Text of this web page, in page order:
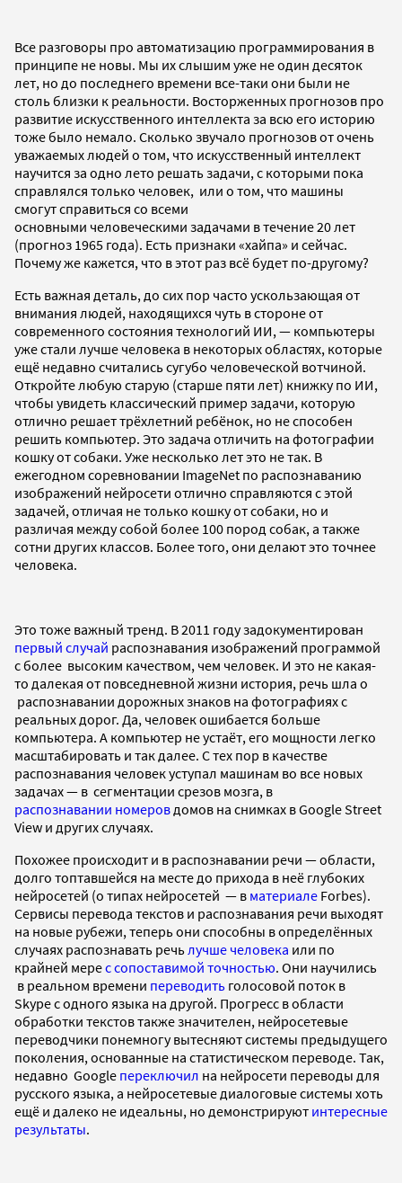
Все разговоры про автоматизацию программирования в
принципе не новы. Мы их слышим уже не один десяток
лет, но до последнего времени все-таки они были не
столь близки к реальности. Восторженных прогнозов про
развитие искусственного интеллекта за всю его историю
тоже было немало. Сколько звучало прогнозов от очень
уважаемых людей о том, что искусственный интеллект
научится за одно лето решать задачи, с которыми пока
справлялся только человек, или о том, что машины
смогут справиться со всеми
основными человеческими задачами в течение 20 лет
(прогноз 1965 года). Есть признаки «хайпа» и сейчас.
Почему же кажется, что в этот раз всё будет по-другому?
Есть важная деталь, до сих пор часто ускользающая от
внимания людей, находящихся чуть в стороне от
современного состояния технологий ИИ, — компьютеры
уже стали лучше человека в некоторых областях, которые
ещё недавно считались сугубо человеческой вотчиной.
Откройте любую старую (старше пяти лет) книжку по ИИ,
чтобы увидеть классический пример задачи, которую
отлично решает трёхлетний ребёнок, но не способен
решить компьютер. Это задача отличить на фотографии
кошку от собаки. Уже несколько лет это не так. В
ежегодном соревновании ImageNet по распознаванию
изображений нейросети отлично справляются с этой
задачей, отличая не только кошку от собаки, но и
различая между собой более 100 пород собак, а также
сотни других классов. Более того, они делают это точнее
человека.
Это тоже важный тренд. В 2011 году задокументирован
первый случай распознавания изображений программой
с более высоким качеством, чем человек. И это не какая-
то далекая от повседневной жизни история, речь шла о
распознавании дорожных знаков на фотографиях с
реальных дорог. Да, человек ошибается больше
компьютера. А компьютер не устаёт, его мощности легко
масштабировать и так далее. С тех пор в качестве
распознавания человек уступал машинам во все новых
задачах — в сегментации срезов мозга, в
распознавании номеров домов на снимках в Google Street
View и других случаях.
Похожее происходит и в распознавании речи — области,
долго топтавшейся на месте до прихода в неё глубоких
нейросетей (о типах нейросетей — в материале Forbes).
Сервисы перевода текстов и распознавания речи выходят
на новые рубежи, теперь они способны в определённых
случаях распознавать речь лучше человека или по
крайней мерес сопоставимой точностью. Они научились
в реальном времени переводить голосовой поток в
Skype с одного языка на другой. Прогресс в области
обработки текстов также значителен, нейросетевые
переводчики понемногу вытесняют системы предыдущего
поколения, основанные на статистическом переводе. Так,
недавно Google переключил на нейросети переводы для
русского языка, а нейросетевые диалоговые системы хоть
ещё и далеко не идеальны, но демонстрируют интересные
результаты.